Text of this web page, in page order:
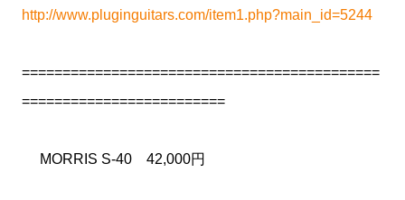
http://www.pluginguitars.com/item1.php?main_id=5244
============================================
=========================
MORRIS S-40 42,000円